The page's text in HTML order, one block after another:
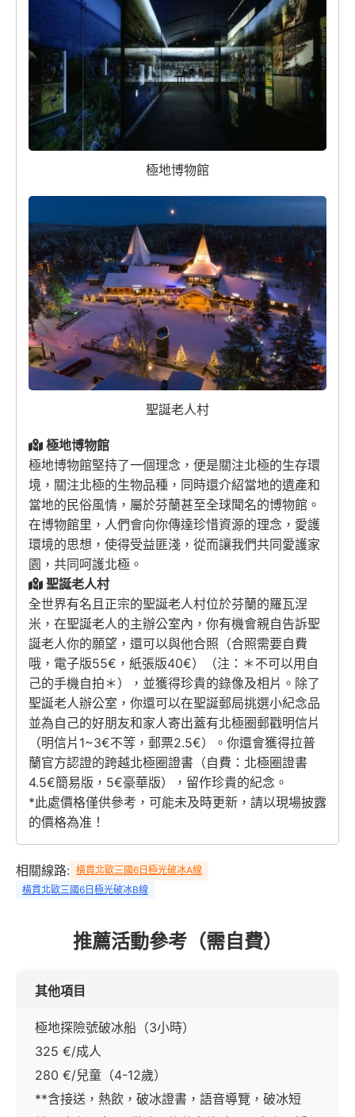
極地博物館
聖誕老人村
極地博物館
極地博物館堅持了一個理念，便是關注北極的生存環
境，關注北極的生物品種，同時還介紹當地的遺產和
當地的民俗風情，屬於芬蘭甚至全球聞名的博物館。
在博物館里，人們會向你傳達珍惜資源的理念，愛護
環境的思想，使得受益匪淺，從而讓我們共同愛護家
園，共同呵護北極。
聖誕老人村
全世界有名且正宗的聖誕老人村位於芬蘭的羅瓦涅
米，在聖誕老人的主辦公室內，你有機會親自告訴聖
誕老人你的願望，還可以與他合照（合照需要自費
哦，電子版55€，紙張版40€）（注：＊不可以用自
己的手機自拍＊），並獲得珍貴的錄像及相片。除了
聖誕老人辦公室，你還可以在聖誕郵局挑選小紀念品
並為自己的好朋友和家人寄出蓋有北極圈郵戳明信片
（明信片1~3€不等，郵票2.5€）。你還會獲得拉普
蘭官方認證的跨越北極圈證書（自費：北極圈證書
4.5€簡易版，5€豪華版），留作珍貴的紀念。
*此處價格僅供參考，可能未及時更新，請以現場披露
的價格為准！
相關線路: 橫貫北歐三國6日極光破冰A線
橫貫北歐三國6日極光破冰B線
推薦活動參考（需自費）
其他項目
極地探險號破冰船（3小時）
325 €/成人
280 €/兒童（4-12歲）
**含接送，熱飲，破冰證書，語音導覽，破冰短